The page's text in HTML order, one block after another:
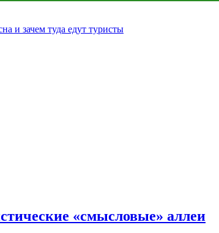
и зачем туда едут туристы
«смысловые» аллеи